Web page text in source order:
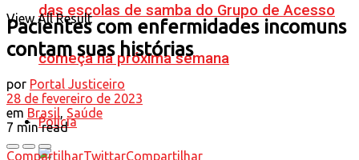
das escolas de samba do Grupo de Acesso
começa na próxima semana
Polícia
View All Result
Pacientes com enfermidades incomuns
contam suas histórias
por Portal Justiceiro
28 de fevereiro de 2023
em Brasil, Saúde
7 min read
CompartilharTwittarCompartilhar